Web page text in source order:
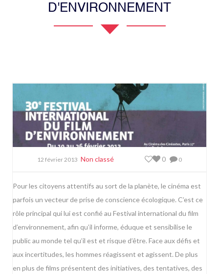
D'ENVIRONNEMENT
12 février 2013 Non classé 0
0
Pour les citoyens attentifs au sort de la planète, le cinéma est
parfois un vecteur de prise de conscience écologique. C’est ce
rôle principal qui lui est confié au Festival international du film
d’environnement, afin qu’il informe, éduque et sensibilise le
public au monde tel qu’il est et risque d’être. Face aux défis et
aux incertitudes, les hommes réagissent et agissent. De plus
en plus de films présentent des initiatives, des tentatives, des